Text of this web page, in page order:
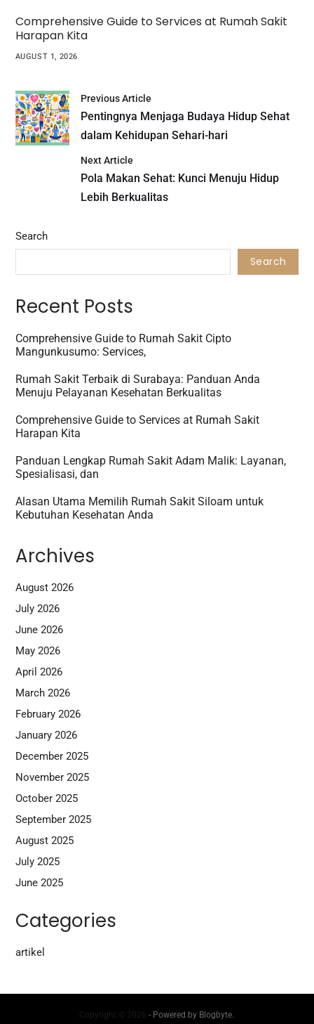
Comprehensive Guide to Services at Rumah Sakit
Harapan Kita
AUGUST 1, 2026
Previous Article
Pentingnya Menjaga Budaya Hidup Sehat
dalam Kehidupan Sehari-hari
Next Article
Pola Makan Sehat: Kunci Menuju Hidup
Lebih Berkualitas
Search
Search
Recent Posts
Comprehensive Guide to Rumah Sakit Cipto
Mangunkusumo: Services,
Rumah Sakit Terbaik di Surabaya: Panduan Anda
Menuju Pelayanan Kesehatan Berkualitas
Comprehensive Guide to Services at Rumah Sakit
Harapan Kita
Panduan Lengkap Rumah Sakit Adam Malik: Layanan,
Spesialisasi, dan
Alasan Utama Memilih Rumah Sakit Siloam untuk
Kebutuhan Kesehatan Anda
Archives
August 2026
July 2026
June 2026
May 2026
April 2026
March 2026
February 2026
January 2026
December 2025
November 2025
October 2025
September 2025
August 2025
July 2025
June 2025
Categories
artikel
Copyright © 2026 - Powered by Blogbyte.